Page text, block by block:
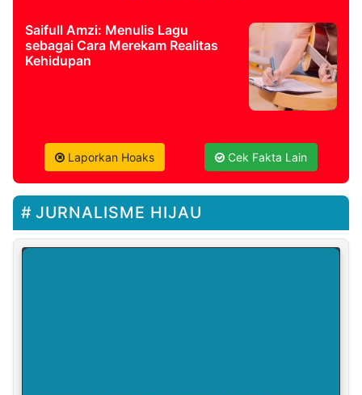
Saifull Amzi: Menulis Lagu
sebagai Cara Merekam Realitas
Kehidupan
Laporkan Hoaks Cek Fakta Lain
JURNALISME HIJAU